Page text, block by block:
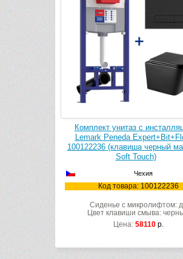
Комплект унитаз с
Lemark Peneda
100122236 (клавиша черный
Soft Touch)
Чехия
Код товара: 100122236
Сиденье с микролифтом:
Цвет клавиши смыва:
Цена: 58110р.